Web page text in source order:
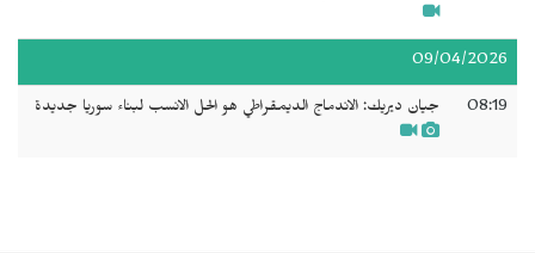
09/04/2026
08:19 جيان ديريك: الاندماج الديمقراطي هو الحل الانسب لبناء سوريا جديدة